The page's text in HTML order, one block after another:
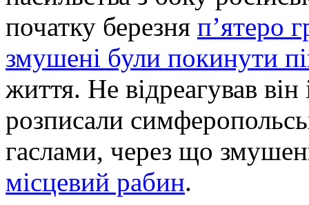
початку березня п’ятеро
змушені були покинути
життя. Не відреагував
розписали
гаслами, через що
місцевий рабин.